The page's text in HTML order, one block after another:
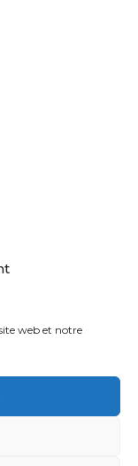
web et notre